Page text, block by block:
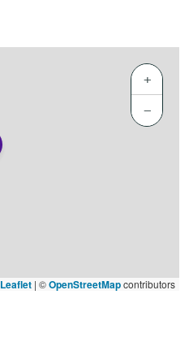
+
−
Leaflet | ©OpenStreetMapcontributors